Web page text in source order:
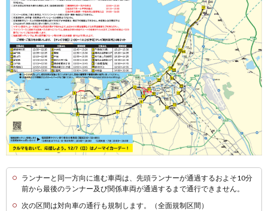
ランナーと同一方向に進む車両は、先頭ランナーが通過するおよそ10分
前から最後のランナー及び関係車両が通過するまで通行できません。
次の区間は対向車の通行も規制します。（全面規制区間）